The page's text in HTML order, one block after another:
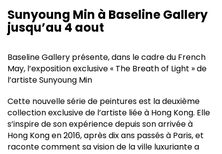
Sunyoung Min à Baseline Gallery
jusqu’au 4 aout
Baseline Gallery présente, dans le cadre du French
May, l’exposition exclusive « The Breath of Light » de
l’artiste Sunyoung Min
Cette nouvelle série de peintures est la deuxième
collection exclusive de l’artiste liée à Hong Kong. Elle
s’inspire de son expérience depuis son arrivée à
Hong Kong en 2016, après dix ans passés à Paris, et
raconte comment sa vision de la ville luxuriante a